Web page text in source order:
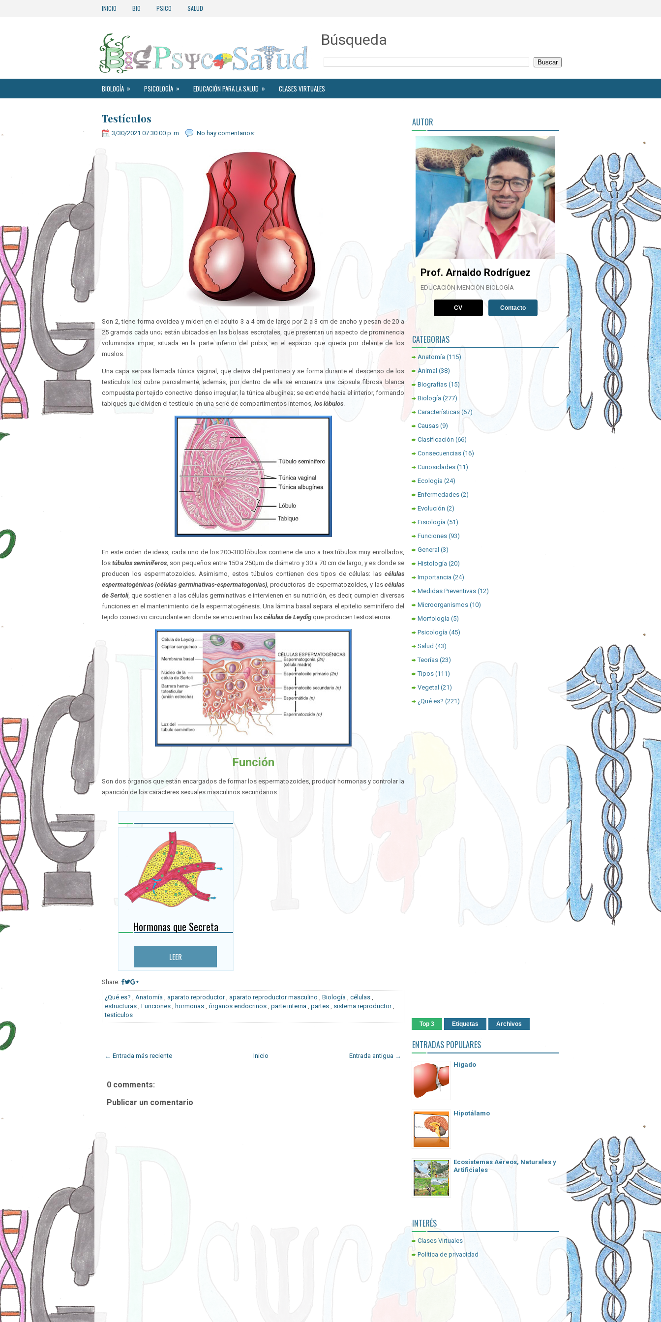
INICIO BIO PSICO SALUD
Búsqueda
BIOLOGÍA » PSICOLOGÍA » EDUCACIÓN PARA LA SALUD » CLASES VIRTUALES
Testículos
3/30/2021 07:30:00 p. m. No hay comentarios:
Son 2, tiene forma ovoidea y miden en el adulto 3 a 4 cm de largo por 2 a 3 cm de ancho y pesan de 20 a
25 gramos cada uno; están ubicados en las bolsas escrotales, que presentan un aspecto de prominencia
voluminosa impar, situada en la parte inferior del pubis, en el espacio que queda por delante de los
muslos.
Una capa serosa llamada túnica vaginal, que deriva del peritoneo y se forma durante el descenso de los
testículos los cubre parcialmente; además, por dentro de ella se encuentra una cápsula fibrosa blanca
compuesta por tejido conectivo denso irregular; la túnica albugínea; se extiende hacia el interior, formando
tabiques que dividen el testículo en una serie de compartimentos internos, los lóbulos.
En este orden de ideas, cada uno de los 200-300 lóbulos contiene de uno a tres túbulos muy enrollados,
los túbulos seminíferos, son pequeños entre 150 a 250µm de diámetro y 30 a 70 cm de largo, y es donde se
producen los espermatozoides. Asimismo, estos túbulos contienen dos tipos de células: las células
espermatogénicas (células germinativas-espermatogonias), productoras de espermatozoides, y las células
de Sertoli, que sostienen a las células germinativas e intervienen en su nutrición, es decir, cumplen diversas
funciones en el mantenimiento de la espermatogénesis. Una lámina basal separa el epitelio seminífero del
tejido conectivo circundante en donde se encuentran las células de Leydig que producen testosterona.
Función
Son dos órganos que están encargados de formar los espermatozoides, producir hormonas y controlar la
aparición de los caracteres sexuales masculinos secundarios.
Hormonas que Secreta
LEER
Share:
¿Qué es? Anatomía aparato reproductor, aparato reproductor masculino Biología células
estructuras Funciones hormonas órganos endocrinos parte interna partes sistema reproductor,
testículos
← Entrada más reciente Entrada antigua →
Inicio
0 comments:
Publicar un comentario
AUTOR
Prof. Arnaldo Rodríguez
EDUCACIÓN MENCIÓN BIOLOGÍA
CV Contacto
CATEGORIAS
Anatomía (115)
Animal (38)
Biografías (15)
Biología (277)
Características (67)
Causas (9)
Clasificación (66)
Consecuencias (16)
Curiosidades (11)
Ecología (24)
Enfermedades (2)
Evolución (2)
Fisiología (51)
Funciones (93)
General (3)
Histología (20)
Importancia (24)
Medidas Preventivas (12)
Microorganismos (10)
Morfología (5)
Psicología (45)
Salud (43)
Teorías (23)
Tipos (111)
Vegetal (21)
¿Qué es? (221)
Top 3 Etiquetas Archivos
ENTRADAS POPULARES
Hígado
Hipotálamo
Ecosistemas Aéreos, Naturales y
Artificiales
INTERÉS
Clases Virtuales
Política de privacidad